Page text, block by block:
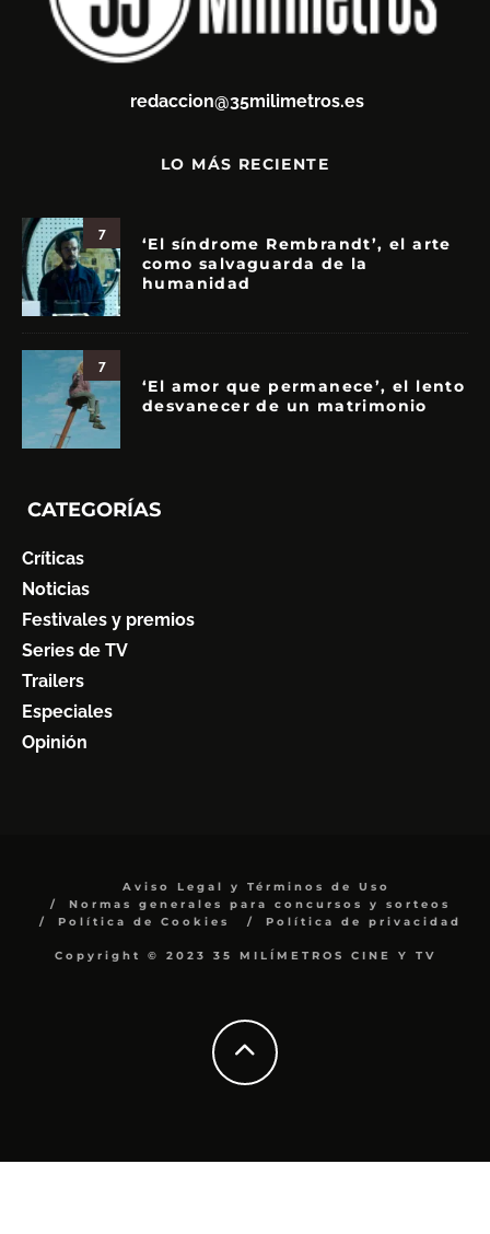
redaccion@35milimetros.es
LO MÁS RECIENTE
7
‘El síndrome Rembrandt’, el arte
como salvaguarda de la
humanidad
7
‘El amor que permanece’, el lento
desvanecer de un matrimonio
CATEGORÍAS
Críticas
Noticias
Festivales y premios
Series de TV
Trailers
Especiales
Opinión
Aviso Legal y Términos de Uso
Normas generales para concursos y sorteos
Política de Cookies
Política de privacidad
Copyright © 2023 35 MILÍMETROS CINE Y TV